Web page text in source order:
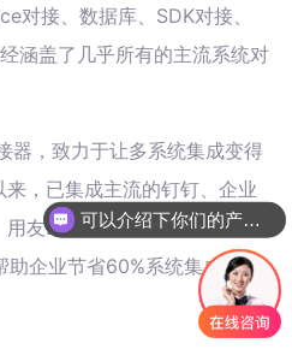
对接、数据库、SDK对接、
涵盖了几乎所有的主流系统对
器，致力于让多系统集成变得
，已集成主流的钉钉、企业
友ERP等各类系统50余个，
助企业节省60%系统集成本。
可以介绍下你们的产品么